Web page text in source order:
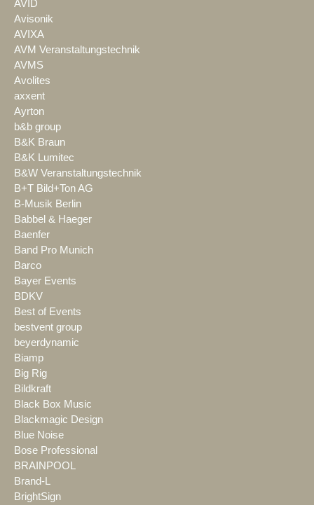
AVID
Avisonik
AVIXA
AVM Veranstaltungstechnik
AVMS
Avolites
axxent
Ayrton
b&b group
B&K Braun
B&K Lumitec
B&W Veranstaltungstechnik
B+T Bild+Ton AG
B-Musik Berlin
Babbel & Haeger
Baenfer
Band Pro Munich
Barco
Bayer Events
BDKV
Best of Events
bestvent group
beyerdynamic
Biamp
Big Rig
Bildkraft
Black Box Music
Blackmagic Design
Blue Noise
Bose Professional
BRAINPOOL
Brand-L
BrightSign